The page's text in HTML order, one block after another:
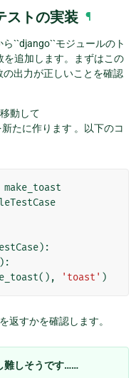
ストの実装 ¶
``django``モジュールのト
を追加します。まずはこの
出力が正しいことを確認
動して
たに作ります 。以下のコ
make_toast
):
):
(), 'toast' )
返すかを確認します。
難しそうです……